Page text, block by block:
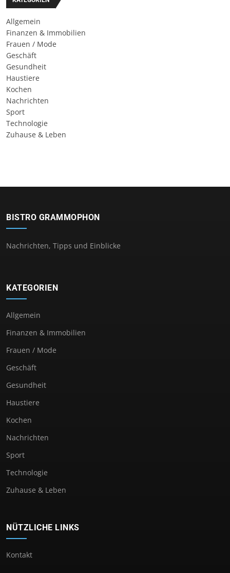
Allgemein
Finanzen & Immobilien
Frauen / Mode
Geschäft
Gesundheit
Haustiere
Kochen
Nachrichten
Sport
Technologie
Zuhause & Leben
BISTRO GRAMMOPHON
Nachrichten, Tipps und Einblicke
KATEGORIEN
Allgemein
Finanzen & Immobilien
Frauen / Mode
Geschäft
Gesundheit
Haustiere
Kochen
Nachrichten
Sport
Technologie
Zuhause & Leben
NÜTZLICHE LINKS
Kontakt